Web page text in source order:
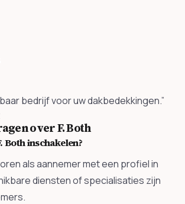
bedrijf voor uw dakbedekkingen.”
over F. Both
inschakelen?
als aannemer met een profiel in
diensten of specialisaties zijn